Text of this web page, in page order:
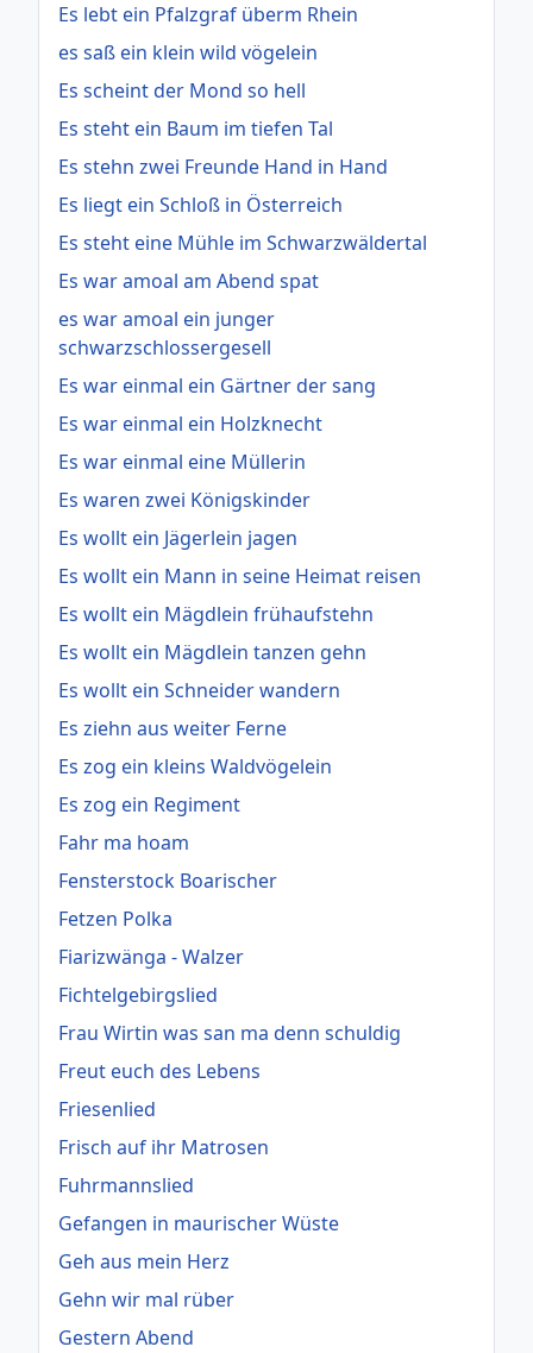
Es lebt ein Pfalzgraf überm Rhein
es saß ein klein wild vögelein
Es scheint der Mond so hell
Es steht ein Baum im tiefen Tal
Es stehn zwei Freunde Hand in Hand
Es liegt ein Schloß in Österreich
Es steht eine Mühle im Schwarzwäldertal
Es war amoal am Abend spat
es war amoal ein junger
schwarzschlossergesell
Es war einmal ein Gärtner der sang
Es war einmal ein Holzknecht
Es war einmal eine Müllerin
Es waren zwei Königskinder
Es wollt ein Jägerlein jagen
Es wollt ein Mann in seine Heimat reisen
Es wollt ein Mägdlein frühaufstehn
Es wollt ein Mägdlein tanzen gehn
Es wollt ein Schneider wandern
Es ziehn aus weiter Ferne
Es zog ein kleins Waldvögelein
Es zog ein Regiment
Fahr ma hoam
Fensterstock Boarischer
Fetzen Polka
Fiarizwänga - Walzer
Fichtelgebirgslied
Frau Wirtin was san ma denn schuldig
Freut euch des Lebens
Friesenlied
Frisch auf ihr Matrosen
Fuhrmannslied
Gefangen in maurischer Wüste
Geh aus mein Herz
Gehn wir mal rüber
Gestern Abend